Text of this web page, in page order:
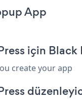
App
için
create your app